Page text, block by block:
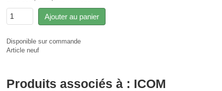
Ajouter au panier
Disponible sur commande
Article neuf
Produits associés à : ICOM